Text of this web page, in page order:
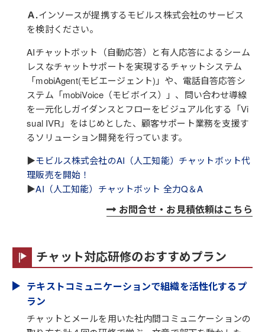
Ａ.インソースが提携するモビルス株式会社のサービス
を検討ください。
AIチャットボット（自動応答）と有人応答によるシーム
レスなチャットサポートを実現するチャットシステム
「mobiAgent(モビエージェント)」や、電話自答応答シ
ステム「mobiVoice（モビボイス）」、問い合わせ導線
を一元化しガイダンスとフローをビジュアル化する「Vi
sual IVR」をはじめとした、顧客サポート業務を支援す
るソリューション開発を行っています。
▶モビルス株式会社のAI（人工知能）チャットボット代
理販売を開始！
▶AI（人工知能）チャットボット 全力Q＆A
お問合せ・お見積依頼はこちら
チャット対応研修のおすすめプラン
テキストコミュニケーションで組織を活性化するプ
ラン
チャットとメールを用いた社内間コミュニケーションの